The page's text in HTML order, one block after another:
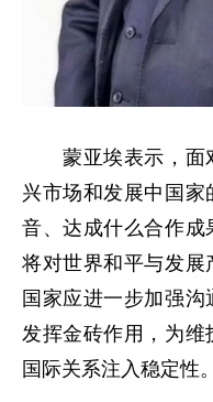
蒙亚埃表示，面
兴市场和发展中国
音、达成什么合作
将对世界和平与发
国家应进一步加强
发挥金砖作用，为维
国际关系注入稳定性。